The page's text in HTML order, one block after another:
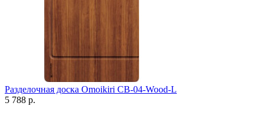
Разделочная доска Omoikiri CB-04-Wood-L
5 788 р.